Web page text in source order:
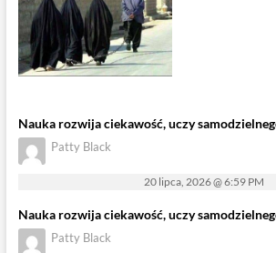
Nauka rozwija ciekawość, uczy
Patty Black
20 lipca, 2026 @ 6:59 PM
Nauka rozwija ciekawość, uczy
Patty Black